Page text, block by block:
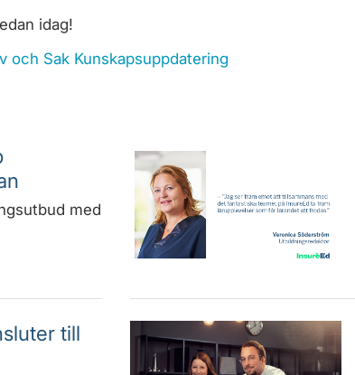
idag!
och Sak Kunskapsuppdatering
med
till